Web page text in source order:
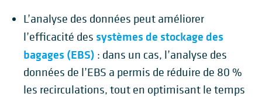
L’analyse des données peut améliorer
l’efficacité des systèmes de stockage des
bagages (EBS) : dans un cas, l’analyse des
données de l’EBS a permis de réduire de 80 %
les recirculations, tout en optimisant le temps